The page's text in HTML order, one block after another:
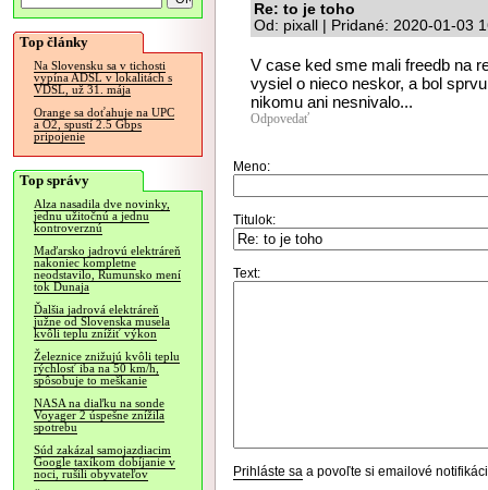
Top články
Na Slovensku sa v tichosti
vypína ADSL v lokalitách s
VDSL, už 31. mája
Orange sa doťahuje na UPC
a O2, spustí 2.5 Gbps
pripojenie
Top správy
Alza nasadila dve novinky,
jednu užitočnú a jednu
kontroverznú
Maďarsko jadrovú elektráreň
nakoniec kompletne
neodstavilo, Rumunsko mení
tok Dunaja
Ďalšia jadrová elektráreň
južne od Slovenska musela
kvôli teplu znížiť výkon
Železnice znižujú kvôli teplu
rýchlosť iba na 50 km/h,
spôsobuje to meškanie
NASA na diaľku na sonde
Voyager 2 úspešne znížila
spotrebu
Súd zakázal samojazdiacim
Google taxíkom dobíjanie v
noci, rušili obyvateľov
Re: to je toho
Od: pixall | Pridané: 2020-01-03
V case ked sme mali freedb na
vysiel o nieco neskor, a bol
nikomu ani nesnivalo...
Odpovedať
Meno:
Titulok:
Text:
Prihláste sa a povoľte si emailové